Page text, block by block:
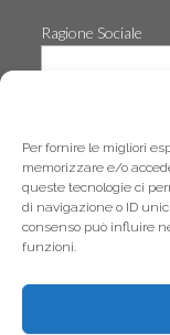
Per fornire le migliori
memorizzare e/o
queste tecnologie ci
di navigazione o ID
consenso può influire
funzioni.
Ragione Sociale